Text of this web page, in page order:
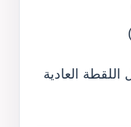
العادية